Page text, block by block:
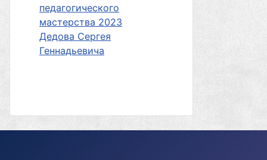
педагогического
мастерства 2023
Дедова Сергея
Геннадьевича